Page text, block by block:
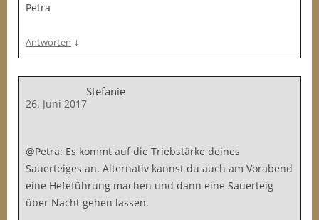
Petra
Antworten ↓
Stefanie
26. Juni 2017
@Petra: Es kommt auf die Triebstärke deines
Sauerteiges an. Alternativ kannst du auch am Vorabend
eine Hefeführung machen und dann eine Sauerteig
über Nacht gehen lassen.